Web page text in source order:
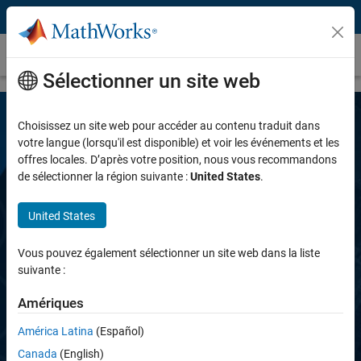
Passer au contenu
Deep Learning HDL Toolbox
Deep Learning HDL Toolbox
Prototyper et déployer des réseaux de Deep
Sélectionner un site web
Choisissez un site web pour accéder au contenu traduit dans
votre langue (lorsqu'il est disponible) et voir les événements et les
offres locales. D’après votre position, nous vous recommandons
de sélectionner la région suivante :United States.
United States
Vous pouvez également sélectionner un site web dans la liste
suivante :
Amériques
América Latina (Español)
Canada (English)